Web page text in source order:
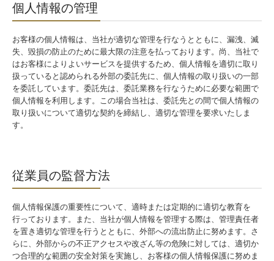
個人情報の管理
お客様の個人情報は、当社が適切な管理を行なうとともに、漏洩、滅
失、毀損の防止のために最大限の注意を払っております。尚、当社で
はお客様によりよいサービスを提供するため、個人情報を適切に取り
扱っていると認められる外部の委託先に、個人情報の取り扱いの一部
を委託しています。委託先は、委託業務を行なうために必要な範囲で
個人情報を利用します。この場合当社は、委託先との間で個人情報の
取り扱いについて適切な契約を締結し、適切な管理を要求いたしま
す。
従業員の監督方法
個人情報保護の重要性について、適時または定期的に適切な教育を
行っております。また、当社が個人情報を管理する際は、管理責任者
を置き適切な管理を行うとともに、外部への流出防止に努めます。さ
らに、外部からの不正アクセスや改ざん等の危険に対しては、適切か
つ合理的な範囲の安全対策を実施し、お客様の個人情報保護に努めま